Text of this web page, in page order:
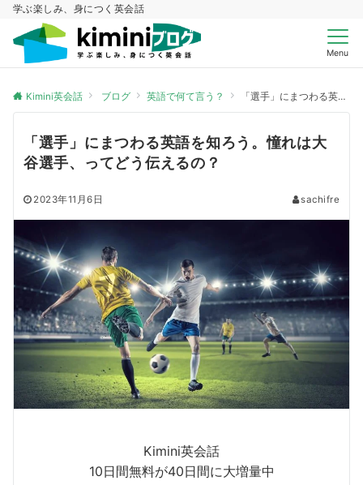
学ぶ楽しみ、身につく英会話
Menu
Kimini英会話 ブログ 英語で何て言う？ 「選手」にまつわる英語を知ろう。憧れは大谷選手、ってどう伝えるの？
「選手」にまつわる英語を知ろう。憧れは大
谷選手、ってどう伝えるの？
2023年11月6日 sachifre
Kimini英会話
10日間無料が40日間に大増量中